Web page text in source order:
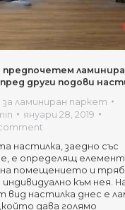
предпочeтем
други подови
ламиниран паркет
януари 28, 2019
настилка, заедно със
е определящ
на помещението и
към нея.
вид настилка днес е
дава голямо